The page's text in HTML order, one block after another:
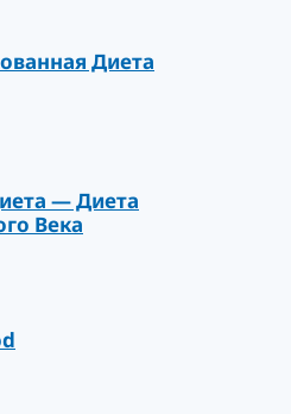
Диета
— Диета
Века